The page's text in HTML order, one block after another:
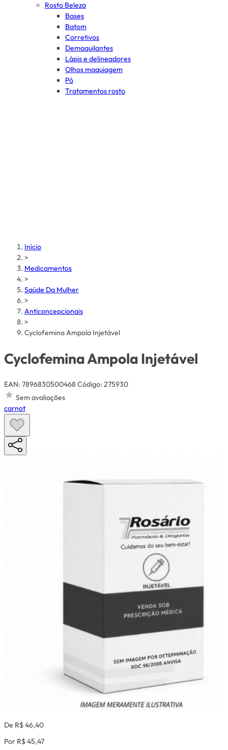
Rosto Beleza
Bases
Batom
Corretivos
Demaquilantes
Lápis e delineadores
Olhos maquiagem
Pó
Tratamentos rosto
Início
>
Medicamentos
>
Saúde Da Mulher
>
Anticoncepcionais
>
Cyclofemina Ampola Injetável
Cyclofemina Ampola Injetável
EAN: 7896830500468 Código: 275930
Sem avaliações
carnot
De R$ 46,40
Por R$ 45,47